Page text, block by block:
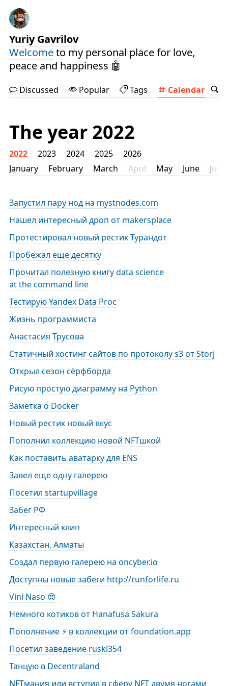
Yuriy Gavrilov
Welcometo my personal place for love,
peace and happiness 🤖
Discussed Popular Tags Calendar
The year 2022
2022 2023 2024 2025
2026
January
February March April May June July
Запустил пару нод на mystnodes.com
Нашел интересный дроп от makersplace
Протестировал новый рестик Турандот
Пробежал еще десятку
Прочитал полезную книгу data science
at the command line
Тестирую Yandex Data Proc
Жизнь программиста
Анастасия Трусова
Статичный хостинг сайтов по протоколу s3 от Storj
Открыл сезон сёрфборда
Рисую простую диаграмму на Python
Заметка о Docker
Новый рестик новый вкус
Пополнил коллекцию новой NFTшкой
Как поставить аватарку для ENS
Завел еще одну галерею
Посетил startupvillage
Забег РФ
Интересный клип
Казахстан, Алматы
Создал первую галерею на oncyber.io
Доступны новые забеги http://runforlife.ru
Vini Naso 😍
Немного котиков от Hanafusa Sakura
Пополнение ⚡️ в коллекции от foundation.app
Посетил заведение ruski354
Танцую в Decentraland
NFTмания или вступил в сферу NFT двумя ногами